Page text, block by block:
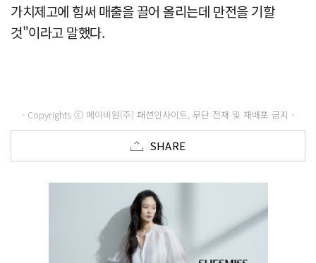
가치제고에 힘써 매출을 끌어 올리는데 만전을 기할
것"이라고 말했다.
- Copyrights ⓒ 메이비원(주) 패션인사이트, 무단 전재 및 재배포 금지 -
SHARE